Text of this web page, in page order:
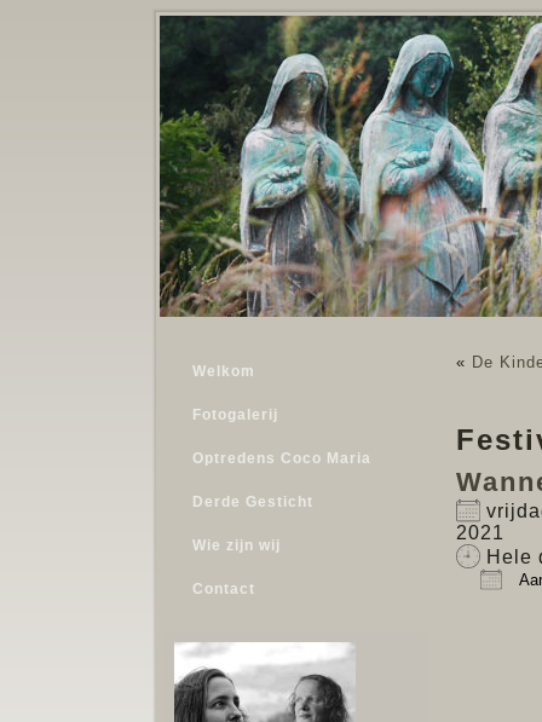
Welkom
Fotogalerij
Optredens Coco Maria
Derde Gesticht
Wie zijn wij
Contact
« De
2021
Hele